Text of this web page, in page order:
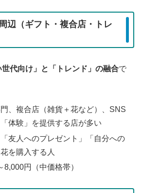
辺（ギフト・複合店・トレ
世代向け」と「トレンド」の融合で
、複合店（雑貨＋花など）、SNS
体験」を提供する店が多い
「友人へのプレゼント」「自分への
を購入する人
8,000円（中価格帯）